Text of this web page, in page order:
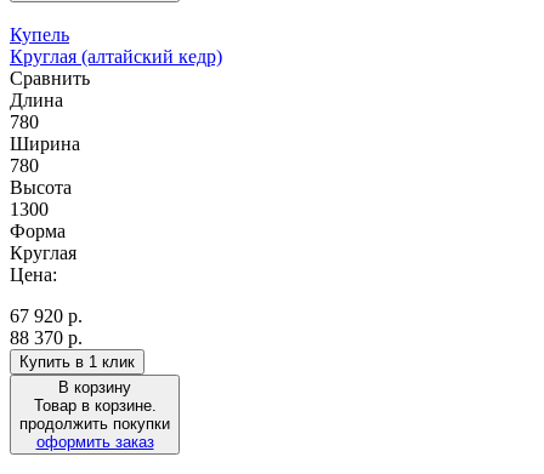
Купель
Круглая (алтайский кедр)
Сравнить
Длина
780
Ширина
780
Высота
1300
Форма
Круглая
Цена:
67 920 р.
88 370 р.
Купить в 1 клик
В корзину
Товар в корзине.
продолжить покупки
оформить заказ